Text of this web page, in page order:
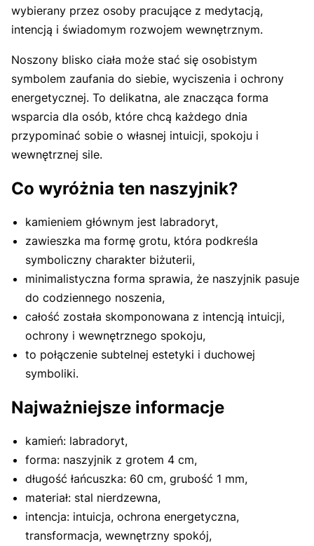
wybierany przez osoby pracujące z medytacją,
intencją i świadomym rozwojem wewnętrznym.
Noszony blisko ciała może stać się osobistym
symbolem zaufania do siebie, wyciszenia i ochrony
energetycznej. To delikatna, ale znacząca forma
wsparcia dla osób, które chcą każdego dnia
przypominać sobie o własnej intuicji, spokoju i
wewnętrznej sile.
Co wyróżnia ten naszyjnik?
kamieniem głównym jest labradoryt,
zawieszka ma formę grotu, która podkreśla
symboliczny charakter biżuterii,
minimalistyczna forma sprawia, że naszyjnik pasuje
do codziennego noszenia,
całość została skomponowana z intencją intuicji,
ochrony i wewnętrznego spokoju,
to połączenie subtelnej estetyki i duchowej
symboliki.
Najważniejsze informacje
kamień: labradoryt,
forma: naszyjnik z grotem 4 cm,
długość łańcuszka: 60 cm, grubość 1 mm,
materiał: stal nierdzewna,
intencja: intuicja, ochrona energetyczna,
transformacja, wewnętrzny spokój,